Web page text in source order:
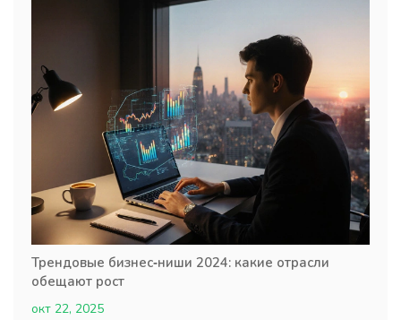
Трендовые бизнес‑ниши 2024: какие отрасли
обещают рост
окт 22, 2025